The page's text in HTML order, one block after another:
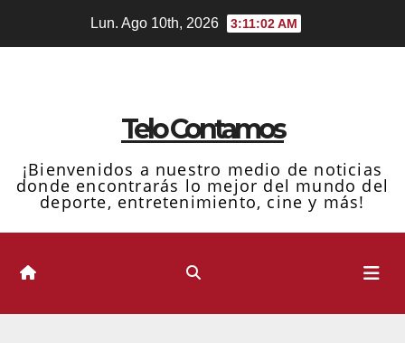
Lun. Ago 10th, 2026 3:11:03 AM
Telo Contamos
¡Bienvenidos a nuestro medio de noticias
donde encontrarás lo mejor del mundo del
deporte, entretenimiento, cine y más!